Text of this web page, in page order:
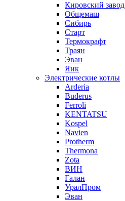
Кировский завод
Общемаш
Сибирь
Старт
Термокрафт
Траян
Эван
Яик
Электрические котлы
Arderia
Buderus
Ferroli
KENTATSU
Kospel
Navien
Protherm
Thermona
Zota
ВИН
Галан
УралПром
Эван